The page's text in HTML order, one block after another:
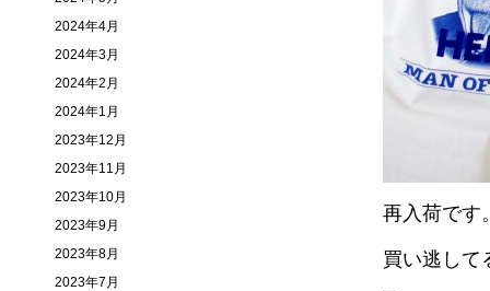
2024年4月
2024年3月
2024年2月
2024年1月
2023年12月
2023年11月
2023年10月
2023年9月
2023年8月
2023年7月
再入荷です
買い逃して